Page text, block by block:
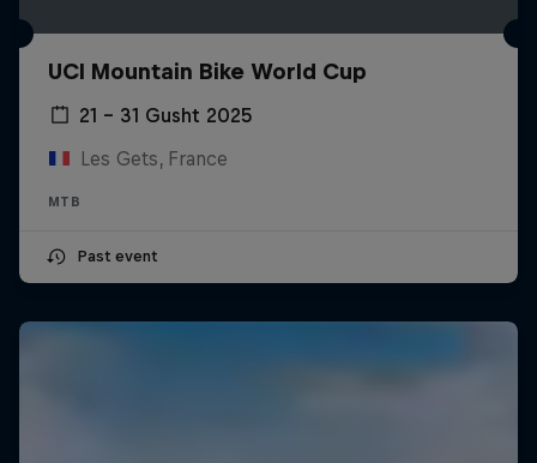
UCI Mountain Bike World Cup
21 – 31 Gusht 2025
Les Gets, France
MTB
Past event